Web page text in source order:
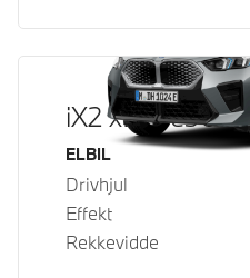
iX2 xDrive30
Drivstoff
ELBIL
Drivhjul
Effekt
Rekkevidde